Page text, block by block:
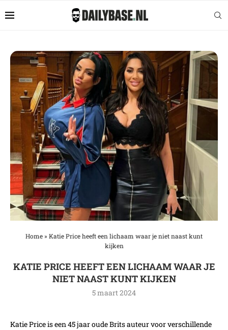
Home» Katie Price heeft een lichaam waar je niet naast kunt
kijken
KATIE PRICE HEEFT EEN LICHAAM WAAR JE
NIET NAAST KUNT KIJKEN
5 maart 2024
Katie Price is een 45 jaar oude Brits auteur voor verschillende